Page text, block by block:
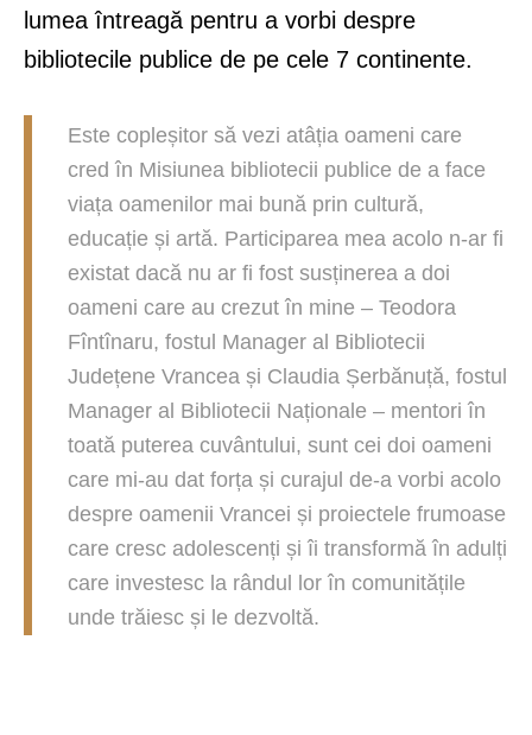
lumea întreagă pentru a vorbi despre
bibliotecile publice de pe cele 7 continente.
Este copleșitor să vezi atâția oameni care
cred în Misiunea bibliotecii publice de a face
viața oamenilor mai bună prin cultură,
educație și artă. Participarea mea acolo n-ar fi
existat dacă nu ar fi fost susținerea a doi
oameni care au crezut în mine – Teodora
Fîntînaru, fostul Manager al Bibliotecii
Județene Vrancea și Claudia Șerbănuță, fostul
Manager al Bibliotecii Naționale – mentori în
toată puterea cuvântului, sunt cei doi oameni
care mi-au dat forța și curajul de-a vorbi acolo
despre oamenii Vrancei și proiectele frumoase
care cresc adolescenți și îi transformă în adulți
care investesc la rândul lor în comunitățile
unde trăiesc și le dezvoltă.